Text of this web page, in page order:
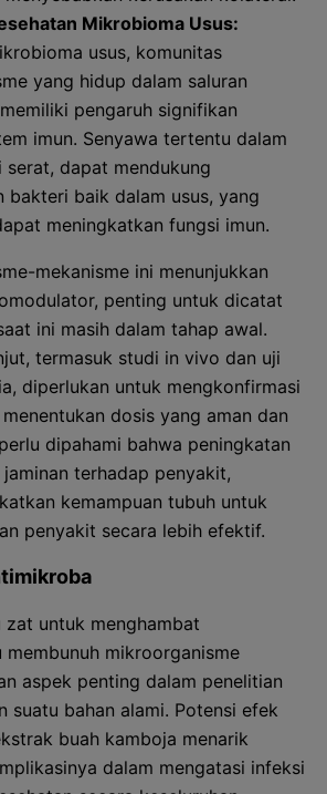
Mikrobioma Usus:
usus, komunitas
yang hidup dalam saluran
pengaruh signifikan
imun. Senyawa tertentu dalam
serat, dapat mendukung
bakteri baik dalam usus, yang
meningkatkan fungsi imun.
mekanisme ini menunjukkan
penting untuk dicatat
ini masih dalam tahap awal.
termasuk studi in vivo dan uji
diperlukan untuk mengkonfirmasi
dosis yang aman dan
dipahami bahwa peningkatan
terhadap penyakit,
kemampuan tubuh untuk
penyakit secara lebih efektif.
zat untuk menghambat
mikroorganisme
aspek penting dalam penelitian
suatu bahan alami. Potensi efek
buah kamboja menarik
dalam mengatasi infeksi